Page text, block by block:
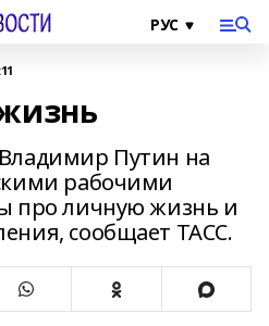
Путин на
рабочими
про личную жизнь и
сообщает ТАСС.